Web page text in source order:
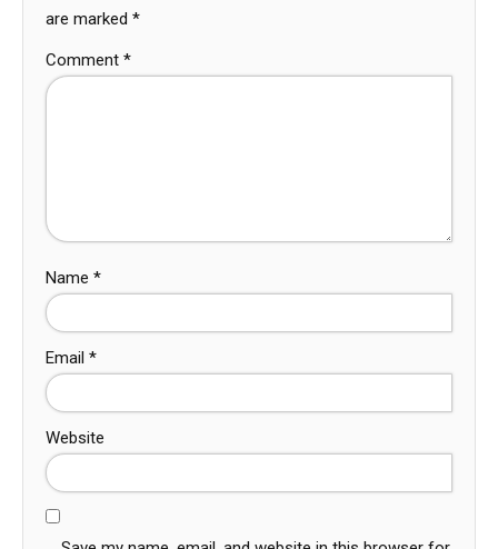
are marked *
Comment *
Name *
Email *
Website